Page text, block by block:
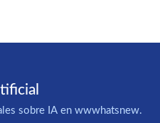
sobre IA en wwwhatsnew.